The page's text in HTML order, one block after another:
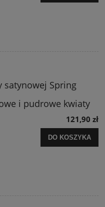
satynowej Spring
i pudrowe kwiaty
121,90 zł
DO KOSZYKA